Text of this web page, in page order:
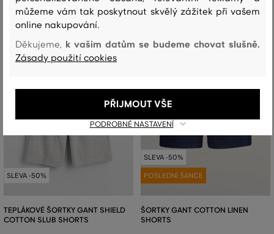
SLEVA -50%
TEPLÁKOVÉ ŠORTKY GANT SHIELD
COTTON SLUB SHORTS
SLEVA -50%
POSLEDNÍ ŠANCE
ŠORTKY GANT COTTON LINEN
SHORTS
můžeme vám tak poskytnout skvělý zážitek při vašem
online nakupování.
Děkujeme, k vašim datům se budeme chovat slušně.
Zásady použití cookies
PODROBNÉ NASTAVENÍ
PŘIJMOUT VŠE